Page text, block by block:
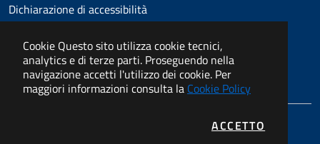
Cookie Questo sito utilizza cookie tecnici,
analytics e di terze parti. Proseguendo nella
navigazione accetti l'utilizzo dei cookie. Per
maggiori informazioni consulta la Cookie Policy
ACCETTO
Dichiarazione di accessibilità